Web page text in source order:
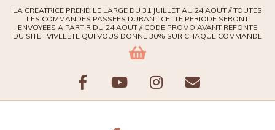
LA CREATRICE PREND LE LARGE DU 31 JUILLET AU 24 AOUT // TOUTES
LES COMMANDES PASSEES DURANT CETTE PERIODE SERONT
ENVOYEES A PARTIR DU 24 AOUT // CODE PROMO AVANT REFONTE
DU SITE : VIVELETE QUI VOUS DONNE 30% SUR CHAQUE COMMANDE
F
Y
I
E